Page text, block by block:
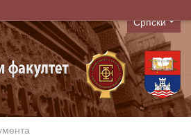
Language
Српски